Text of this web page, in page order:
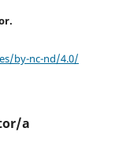
by-nc-nd/4.0/
a